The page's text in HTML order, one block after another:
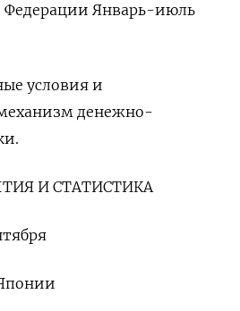
Федерации Январь-июль
условия и
денежно-
И СТАТИСТИКА